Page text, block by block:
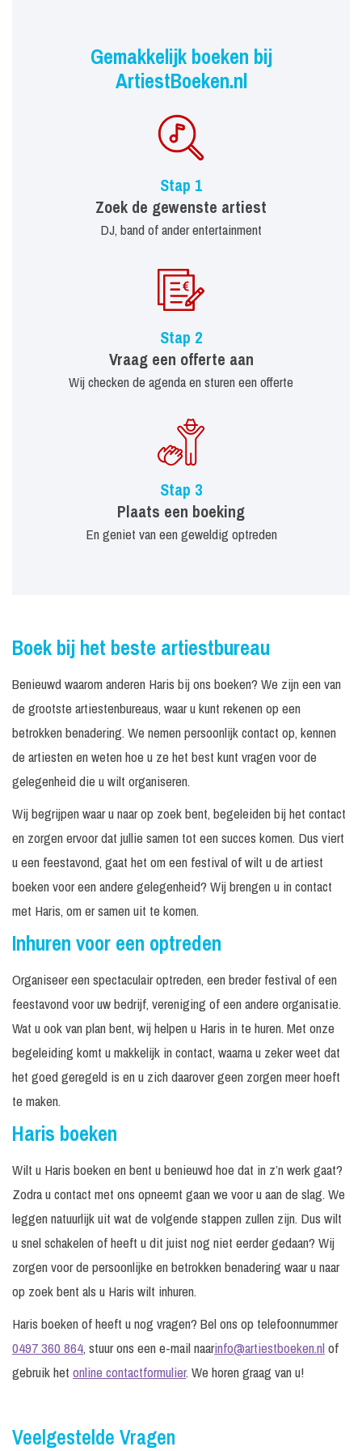
Gemakkelijk boeken bij
ArtiestBoeken.nl
Stap 1
Zoek de gewenste artiest
DJ, band of ander entertainment
Stap 2
Vraag een offerte aan
Wij checken de agenda en sturen een offerte
Stap 3
Plaats een boeking
En geniet van een geweldig optreden
Boek bij het beste artiestbureau
Benieuwd waarom anderen Haris bij ons boeken? We zijn een van
de grootste artiestenbureaus, waar u kunt rekenen op een
betrokken benadering. We nemen persoonlijk contact op, kennen
de artiesten en weten hoe u ze het best kunt vragen voor de
gelegenheid die u wilt organiseren.
Wij begrijpen waar u naar op zoek bent, begeleiden bij het contact
en zorgen ervoor dat jullie samen tot een succes komen. Dus viert
u een feestavond, gaat het om een festival of wilt u de artiest
boeken voor een andere gelegenheid? Wij brengen u in contact
met Haris, om er samen uit te komen.
Inhuren voor een optreden
Organiseer een spectaculair optreden, een breder festival of een
feestavond voor uw bedrijf, vereniging of een andere organisatie.
Wat u ook van plan bent, wij helpen u Haris in te huren. Met onze
begeleiding komt u makkelijk in contact, waarna u zeker weet dat
het goed geregeld is en u zich daarover geen zorgen meer hoeft
te maken.
Haris boeken
Wilt u Haris boeken en bent u benieuwd hoe dat in z’n werk gaat?
Zodra u contact met ons opneemt gaan we voor u aan de slag. We
leggen natuurlijk uit wat de volgende stappen zullen zijn. Dus wilt
u snel schakelen of heeft u dit juist nog niet eerder gedaan? Wij
zorgen voor de persoonlijke en betrokken benadering waar u naar
op zoek bent als u Haris wilt inhuren.
Haris boeken of heeft u nog vragen? Bel ons op telefoonnummer
0497 360 864, stuur ons een e-mail naarinfo@artiestboeken.nlof
gebruik het online contactformulier. We horen graag van u!
Veelgestelde Vragen